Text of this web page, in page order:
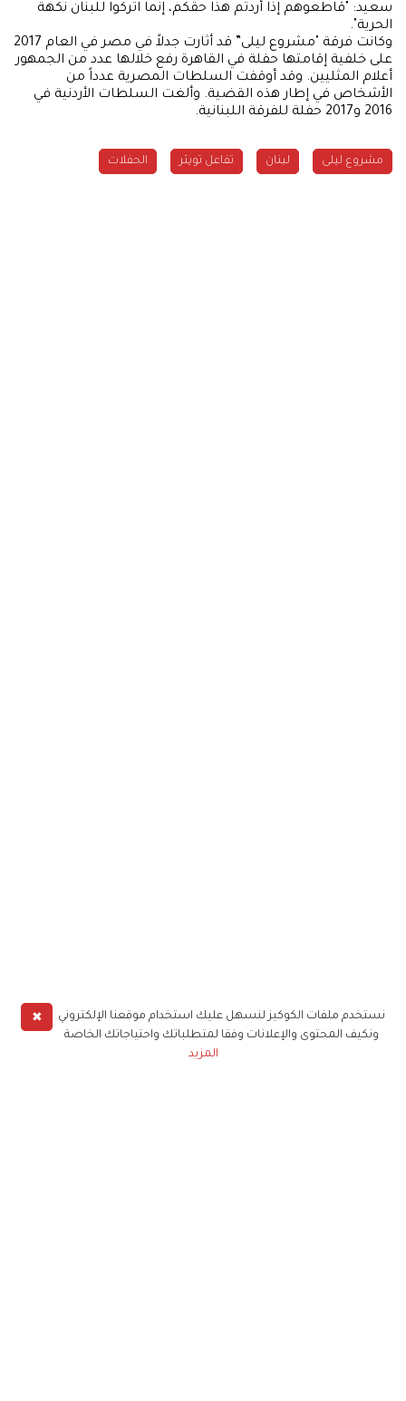
سعيد: "قاطعوهم إذا أردتم هذا حقكم، إنما اتركوا للبنان نكهة
الحرية".
وكانت فرقة "مشروع ليلى” قد أثارت جدلاً في مصر في العام 2017
على خلفية إقامتها حفلة في القاهرة رفع خلالها عدد من الجمهور
أعلام المثليين. وقد أوقفت السلطات المصرية عدداً من
الأشخاص في إطار هذه القضية. وألغت السلطات الأردنية في
2016 و2017 حفلة للفرقة اللبنانية.
مشروع ليلى لبنان تفاعل تويتر الحفلات
✖
نستخدم ملفات الكوكيز لنسهل عليك استخدام موقعنا الإلكتروني
ونكيف المحتوى والإعلانات وفقا لمتطلباتك واحتياجاتك الخاصة
المزيد